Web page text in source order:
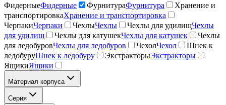
ФидерныеФидерные ФурнитураФурнитура
Хранение и
транспортировкаХранение и транспортировка
ЧерпакиЧерпаки ЧехлыЧехлы Чехлы для удилищЧехлы
для удилищ
Чехлы для катушекЧехлы для катушек
Чехлы
для ледобуровЧехлы для ледобуров ЧехолЧехол
Шнек к
ледобуруШнек к ледобуру ЭкстракторыЭкстракторы
ЯщикиЯщики
Материал корпуса
Серия